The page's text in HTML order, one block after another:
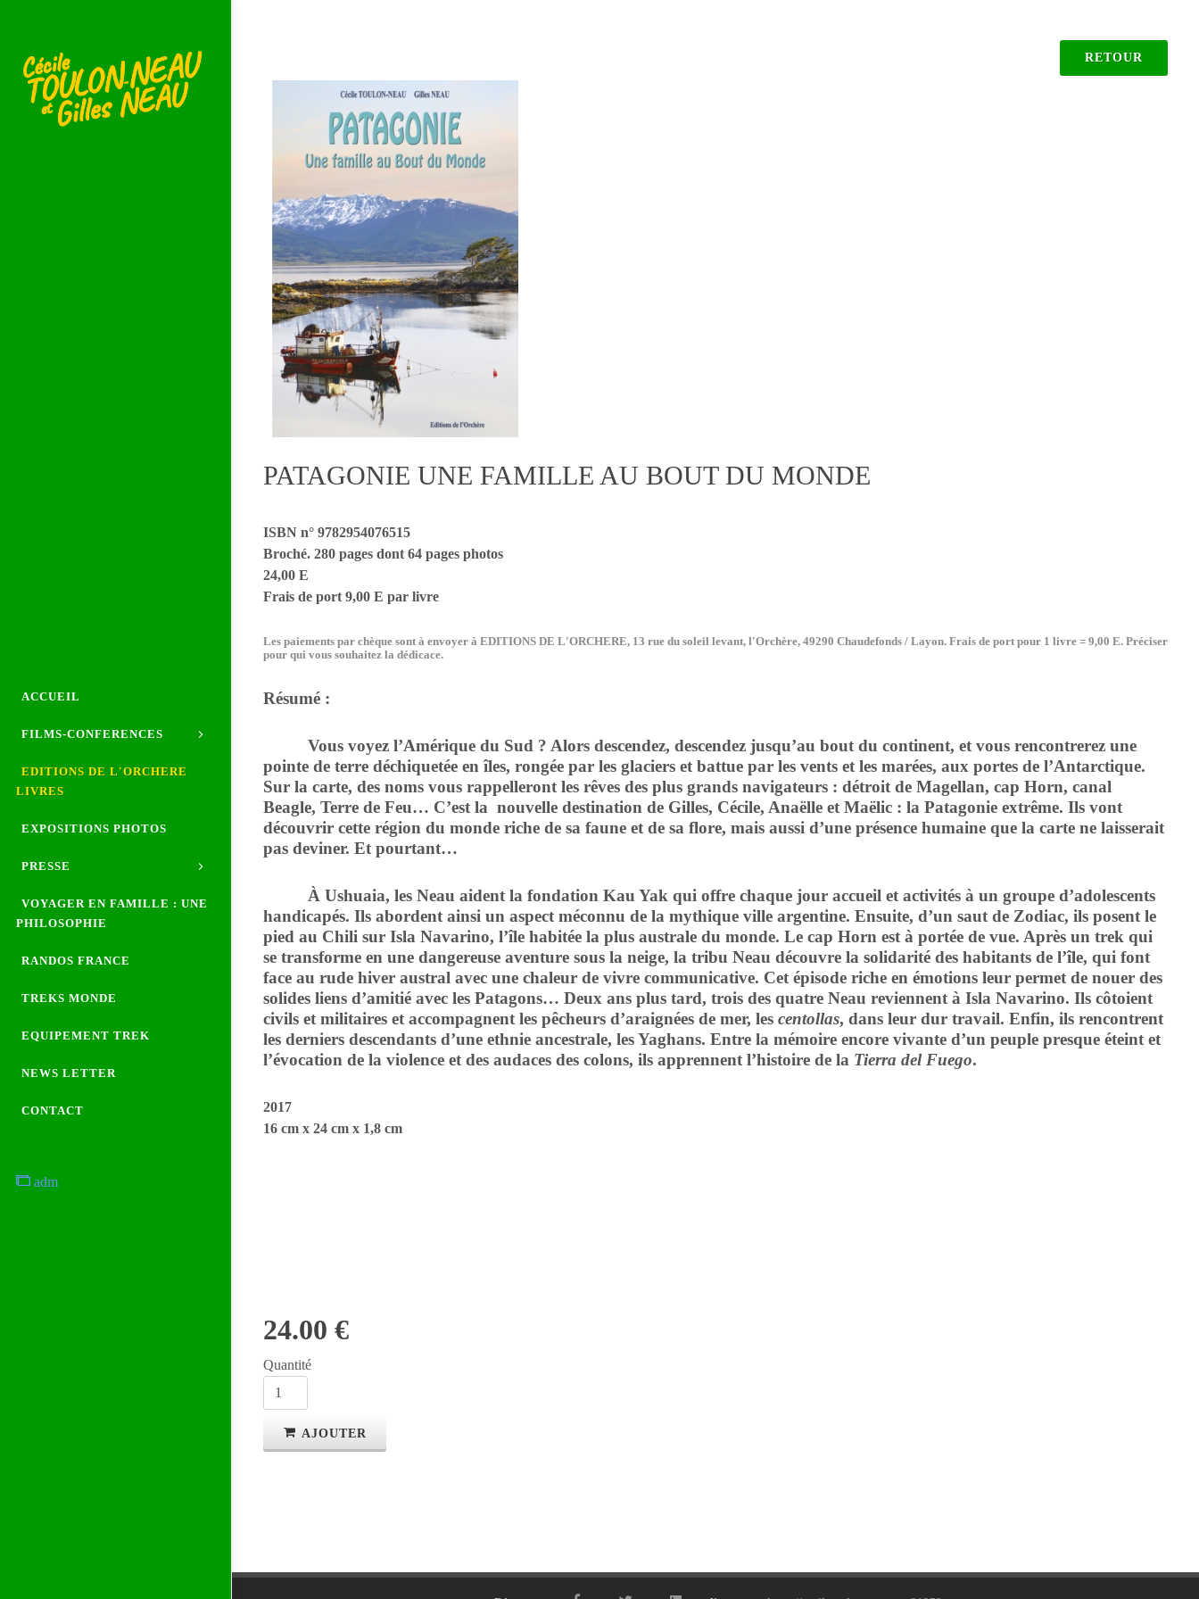
ACCUEIL
FILMS-CONFERENCES
EDITIONS DE L'ORCHERE
LIVRES
EXPOSITIONS PHOTOS
PRESSE
VOYAGER EN FAMILLE : UNE
PHILOSOPHIE
RANDOS FRANCE
TREKS MONDE
EQUIPEMENT TREK
NEWS LETTER
CONTACT
adm
RETOUR
PATAGONIE UNE FAMILLE AU BOUT DU MONDE
ISBN n° 9782954076515
Broché. 280 pages dont 64 pages photos
24,00 E
Frais de port 9,00 E par livre
Les paiements par chèque sont à envoyer à EDITIONS DE L'ORCHERE, 13 rue du soleil levant, l'Orchère, 49290 Chaudefonds / Layon. Frais de port pour 1 livre = 9,00 E. Préciser
pour qui vous souhaitez la dédicace.
Résumé :
Vous voyez l’Amérique du Sud ? Alors descendez, descendez jusqu’au bout du continent, et vous rencontrerez une
pointe de terre déchiquetée en îles, rongée par les glaciers et battue par les vents et les marées, aux portes de l’Antarctique.
Sur la carte, des noms vous rappelleront les rêves des plus grands navigateurs : détroit de Magellan, cap Horn, canal
Beagle, Terre de Feu… C’est la nouvelle destination de Gilles, Cécile, Anaëlle et Maëlic : la Patagonie extrême. Ils vont
découvrir cette région du monde riche de sa faune et de sa flore, mais aussi d’une présence humaine que la carte ne laisserait
pas deviner. Et pourtant…
À Ushuaia, les Neau aident la fondation Kau Yak qui offre chaque jour accueil et activités à un groupe d’adolescents
handicapés. Ils abordent ainsi un aspect méconnu de la mythique ville argentine. Ensuite, d’un saut de Zodiac, ils posent le
pied au Chili sur Isla Navarino, l’île habitée la plus australe du monde. Le cap Horn est à portée de vue. Après un trek qui
se transforme en une dangereuse aventure sous la neige, la tribu Neau découvre la solidarité des habitants de l’île, qui font
face au rude hiver austral avec une chaleur de vivre communicative. Cet épisode riche en émotions leur permet de nouer des
solides liens d’amitié avec les Patagons… Deux ans plus tard, trois des quatre Neau reviennent à Isla Navarino. Ils côtoient
civils et militaires et accompagnent les pêcheurs d’araignées de mer, les centollas, dans leur dur travail. Enfin, ils rencontrent
les derniers descendants d’une ethnie ancestrale, les Yaghans. Entre la mémoire encore vivante d’un peuple presque éteint et
l’évocation de la violence et des audaces des colons, ils apprennent l’histoire de la Tierra del Fuego.
2017
16 cm x 24 cm x 1,8 cm
24.00 €
Quantité
AJOUTER